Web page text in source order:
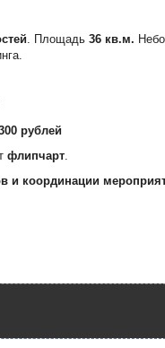
. Площадь 36 кв.м.
рублей
флипчарт
и координации